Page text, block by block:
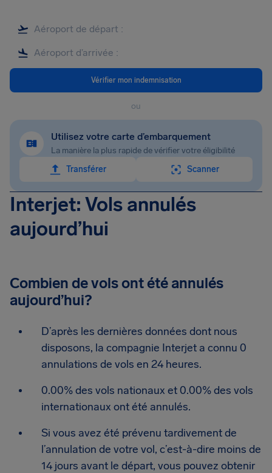
Vérifier mon indemnisation
ou
Utilisez votre carte d’embarquement
La manière la plus rapide de vérifier votre éligibilité
Transférer
Scanner
Interjet: Vols annulés
aujourd’hui
Combien de vols ont été annulés
aujourd’hui?
D’après les dernières données dont nous
disposons, la compagnie Interjet a connu 0
annulations de vols en 24 heures.
0.00% des vols nationaux et 0.00% des vols
internationaux ont été annulés.
Si vous avez été prévenu tardivement de
l’annulation de votre vol, c’est-à-dire moins de
14 jours avant le départ, vous pouvez obtenir